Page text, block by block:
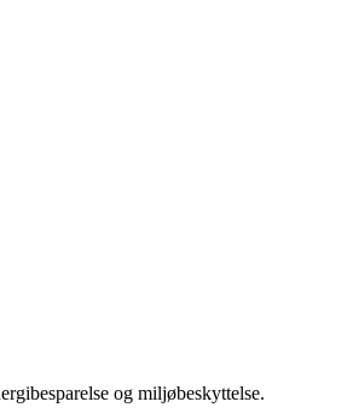
og miljøbeskyttelse.